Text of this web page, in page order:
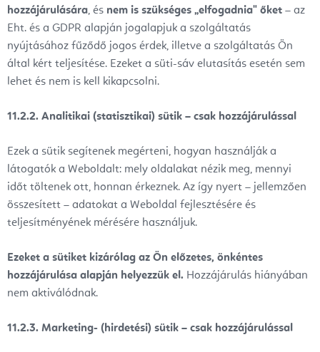
hozzájárulására, és nem is szükséges „elfogadnia" őket – az
Eht. és a GDPR alapján jogalapjuk a szolgáltatás
nyújtásához fűződő jogos érdek, illetve a szolgáltatás Ön
által kért teljesítése. Ezeket a süti-sáv elutasítás esetén sem
lehet és nem is kell kikapcsolni.
11.2.2. Analitikai (statisztikai) sütik – csak hozzájárulással
Ezek a sütik segítenek megérteni, hogyan használják a
látogatók a Weboldalt: mely oldalakat nézik meg, mennyi
időt töltenek ott, honnan érkeznek. Az így nyert – jellemzően
összesített – adatokat a Weboldal fejlesztésére és
teljesítményének mérésére használjuk.
Ezeket a sütiket kizárólag az Ön előzetes, önkéntes
hozzájárulása alapján helyezzük el. Hozzájárulás hiányában
nem aktiválódnak.
11.2.3. Marketing- (hirdetési) sütik – csak hozzájárulással